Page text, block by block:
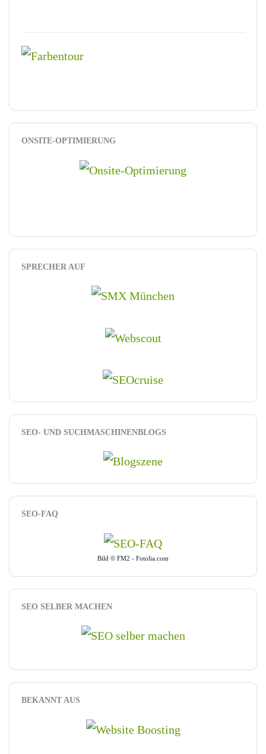
ONSITE-OPTIMIERUNG
SPRECHER AUF
SEO- UND SUCHMASCHINENBLOGS
SEO-FAQ
Bild © FM2 - Fotolia.com
SEO SELBER MACHEN
BEKANNT AUS